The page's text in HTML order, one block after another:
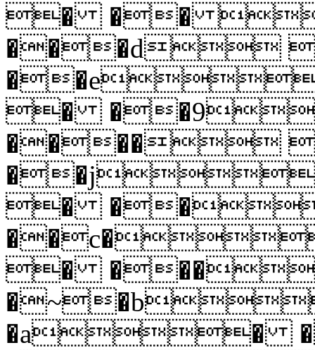
� ��
���d
�
����
�
�
�a�